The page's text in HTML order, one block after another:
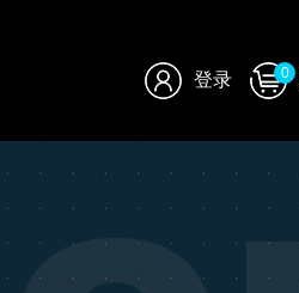
登录 0